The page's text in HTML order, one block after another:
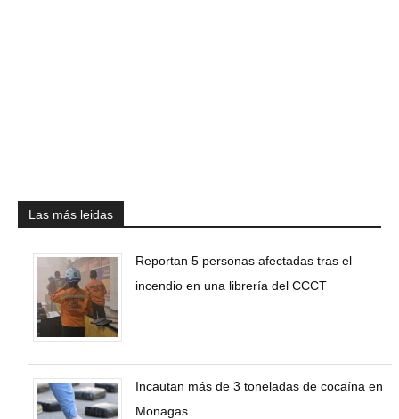
Las más leidas
Reportan 5 personas afectadas tras el
incendio en una librería del CCCT
Incautan más de 3 toneladas de cocaína en
Monagas